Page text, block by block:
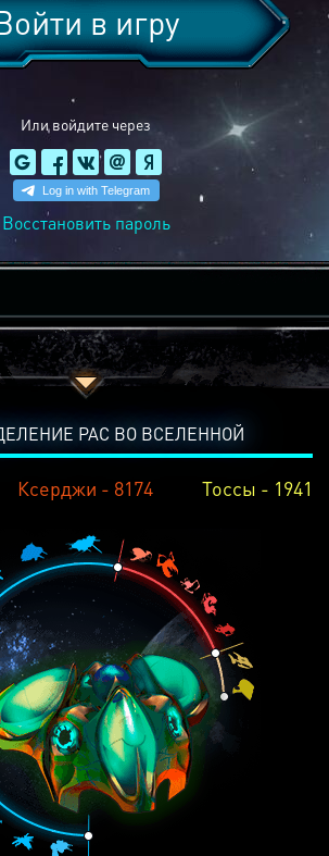
Или войдите через
в игру
Восстановить пароль
РАС ВО ВСЕЛЕННОЙ
Ксерджи - 8174 Тоссы - 1941